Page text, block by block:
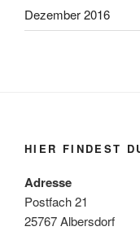
Dezember 2016
HIER FINDEST
Adresse
Postfach 21
25767 Albersdorf